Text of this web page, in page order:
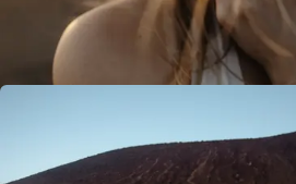
Espero que visiten este lugar único.